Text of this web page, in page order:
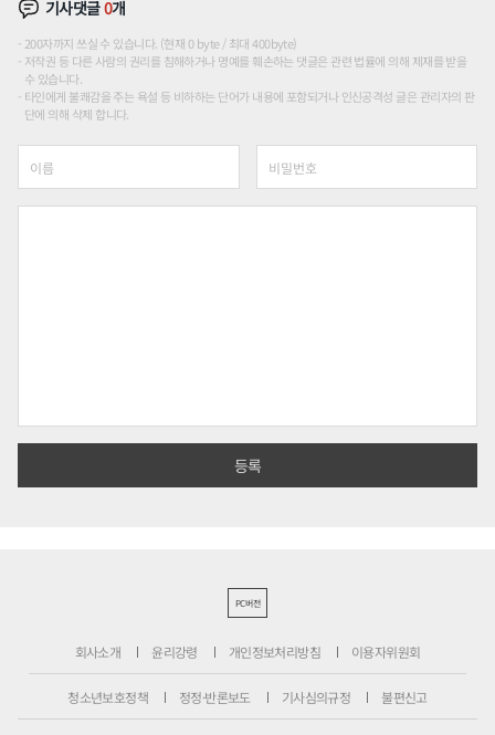
기사댓글0개
200자까지 쓰실 수 있습니다. (현재 0 byte / 최대 400byte)
저작권 등 다른 사람의 권리를 침해하거나 명예를 훼손하는 댓글은 관련 법률에 의해 제재를 받을
수 있습니다.
타인에게 불쾌감을 주는 욕설 등 비하하는 단어가 내용에 포함되거나 인신공격성 글은 관리자의 판
단에 의해 삭제 합니다.
PC버전
회사소개 윤리강령 개인정보처리방침 이용자위원회
청소년보호정책 정정·반론보도 기사심의규정 불편신고